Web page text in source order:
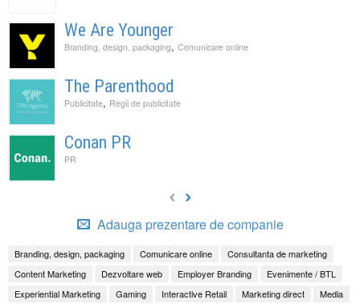
We Are Younger
Branding, design, packaging, Comunicare online
The Parenthood
Publicitate, Regii de publicitate
Conan PR
PR
Adauga prezentare de companie
Branding, design, packaging Comunicare online
Consultanta de marketing
Content Marketing
Dezvoltare web Employer Branding
Evenimente / BTL
Experiential Marketing
Gaming Interactive Retail Marketing direct Media